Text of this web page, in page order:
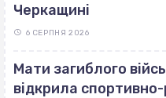
Черкащині
6 СЕРПНЯ 2026
Мати загиблого
відкрила